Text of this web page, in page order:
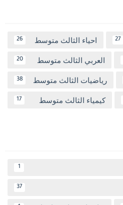
27 احياء الثالث متوسط 26
العربي الثالث متوسط 20
رياضيات الثالث متوسط 38
كيمياء الثالث متوسط 17
1
37